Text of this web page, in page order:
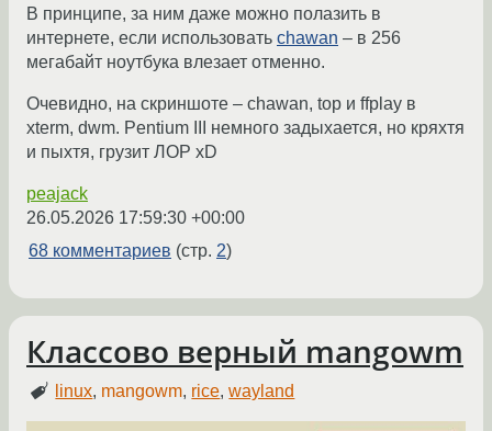
В принципе, за ним даже можно полазить в
интернете, если использовать chawan – в 256
мегабайт ноутбука влезает отменно.
Очевидно, на скриншоте – chawan, top и ffplay в
xterm, dwm. Pentium III немного задыхается, но кряхтя
и пыхтя, грузит ЛОР xD
peajack
26.05.2026 17:59:30 +00:00
68 комментариев (стр. 2)
Классово верный mangowm
linux, mangowm, rice,wayland